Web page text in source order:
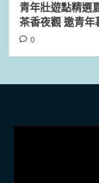
青年壯遊點精選
茶香夜觀 邀青年
0